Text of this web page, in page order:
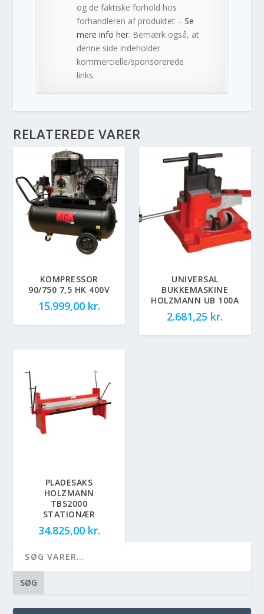
og de faktiske forhold hos
forhandleren af produktet –Se
mere info her. Bemærk også, at
denne side indeholder
kommercielle/sponsorerede
links.
RELATEREDE VARER
KOMPRESSOR
90/750 7,5 HK 400V
15.999,00 kr.
UNIVERSAL
BUKKEMASKINE
HOLZMANN UB 100A
2.681,25 kr.
PLADESAKS
HOLZMANN
TBS2000
STATIONÆR
34.825,00 kr.
SØG